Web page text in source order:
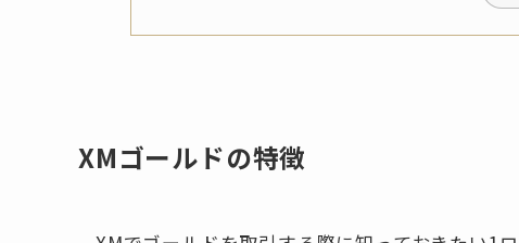
XMゴールドの特徴